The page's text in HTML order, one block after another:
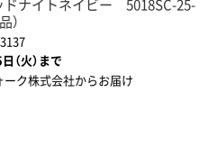
ドナイトネイビー 5018SC-25-
）
（火）まで
ーク株式会社からお届け